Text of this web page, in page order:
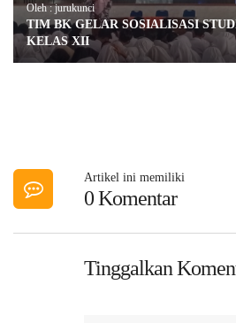
Oleh : jurukunci
TIM BK GELAR SOSIALISASI
KELAS XII
Artikel ini memiliki
0 Komentar
Tinggalkan